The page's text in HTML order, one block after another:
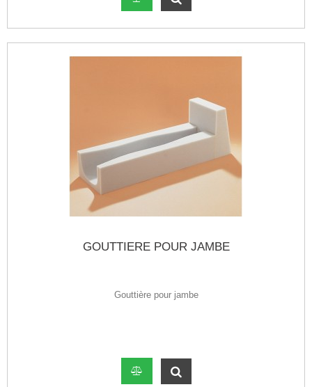
GOUTTIERE POUR JAMBE
Gouttière pour jambe